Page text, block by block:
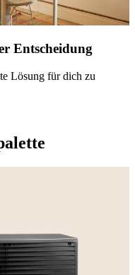
Entscheidung
Lösung für dich zu